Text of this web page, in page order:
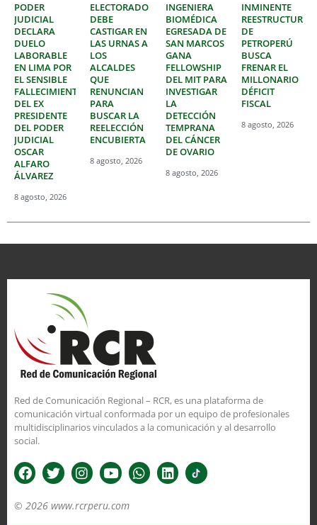
PODER
JUDICIAL
DECLARA
DUELO
LABORABLE
EN LIMA POR
EL SENSIBLE
FALLECIMIENTO
DEL EX
PRESIDENTE
DEL PODER
JUDICIAL
OSCAR
ALFARO
ÁLVAREZ
8 agosto, 2026
ELECTORADO
DEBE
CASTIGAR EN
LAS URNAS A
LOS
ALCALDES
QUE
RENUNCIAN
PARA
BUSCAR LA
REELECCIÓN
ENCUBIERTA
8 agosto, 2026
INGENIERA
BIOMÉDICA
EGRESADA DE
SAN MARCOS
GANA
FELLOWSHIP
DEL MIT PARA
INVESTIGAR
LA
DETECCIÓN
TEMPRANA
DEL CÁNCER
DE OVARIO
8 agosto, 2026
INMINENTE
DE
PETROPERÚ
BUSCA
FRENAR EL
MILLONARIO
DÉFICIT
FISCAL
8 agosto, 2026
Red de Comunicación Regional – RCR, es una plataforma de
comunicación virtual conformada por un equipo de profesionales
multidisciplinarios vinculados a la comunicación y al desarrollo
social.
© 2026 www.rcrperu.com